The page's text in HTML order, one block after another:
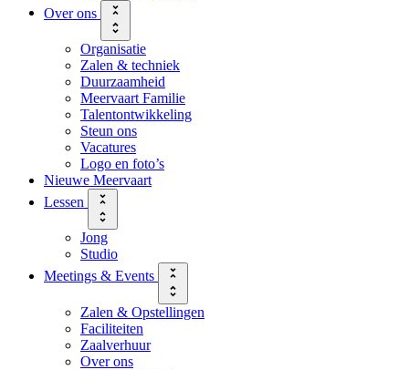
Over ons
Organisatie
Zalen & techniek
Duurzaamheid
Meervaart Familie
Talentontwikkeling
Steun ons
Vacatures
Logo en foto’s
Nieuwe Meervaart
Lessen
Jong
Studio
Meetings & Events
Zalen & Opstellingen
Faciliteiten
Zaalverhuur
Over ons